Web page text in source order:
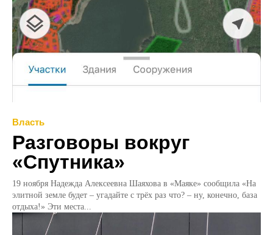
Власть
Разговоры вокруг
«Спутника»
19 ноября Надежда Алексеевна Шаяхова в «Маяке» сообщила «На
элитной земле будет – угадайте с трёх раз что? – ну, конечно, база
отдыха!» Эти места...